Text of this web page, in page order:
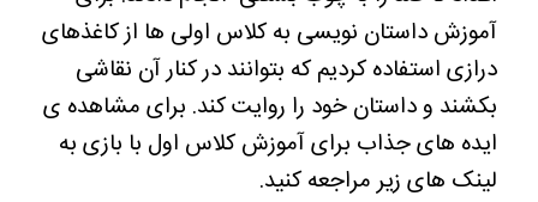
آموزش داستان نویسی به کلاس اولی ها از کاغذهای
درازی استفاده کردیم که بتوانند در کنار آن نقاشی
بکشند و داستان خود را روایت کند. برای مشاهده ی
ایده های جذاب برای آموزش کلاس اول با بازی به
لینک های زیر مراجعه کنید.